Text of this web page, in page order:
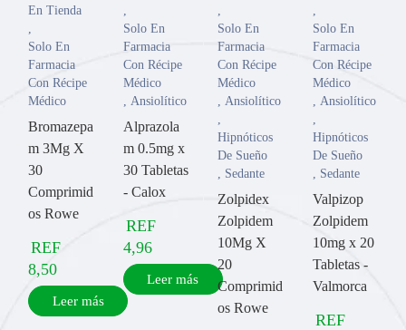
En Tienda
Solo En
Farmacia
Con Récipe
Médico
Bromazepa
m 3Mg X
30
Comprimid
os Rowe
REF
8,50
Leer más
Solo En
Farmacia
Con Récipe
Médico
Ansiolítico
Alprazola
m 0.5mg x
30 Tabletas
- Calox
REF
4,96
Leer más
Solo En
Farmacia
Con Récipe
Médico
Ansiolítico
Hipnóticos
De Sueño
Sedante
Zolpidex
Zolpidem
10Mg X
20
Comprimid
os Rowe
Solo En
Farmacia
Con Récipe
Médico
Ansiolítico
Hipnóticos
De Sueño
Sedante
Valpizop
Zolpidem
10mg x 20
Tabletas -
Valmorca
REF